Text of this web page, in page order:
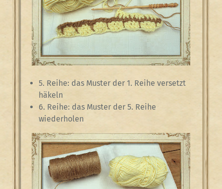
5. Reihe: das Muster der 1. Reihe versetzt
häkeln
6. Reihe: das Muster der 5. Reihe
wiederholen